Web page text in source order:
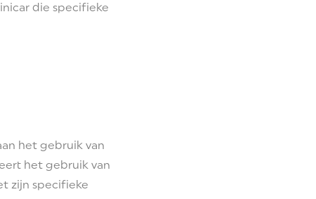
die specifieke
het gebruik van
het gebruik van
zijn specifieke